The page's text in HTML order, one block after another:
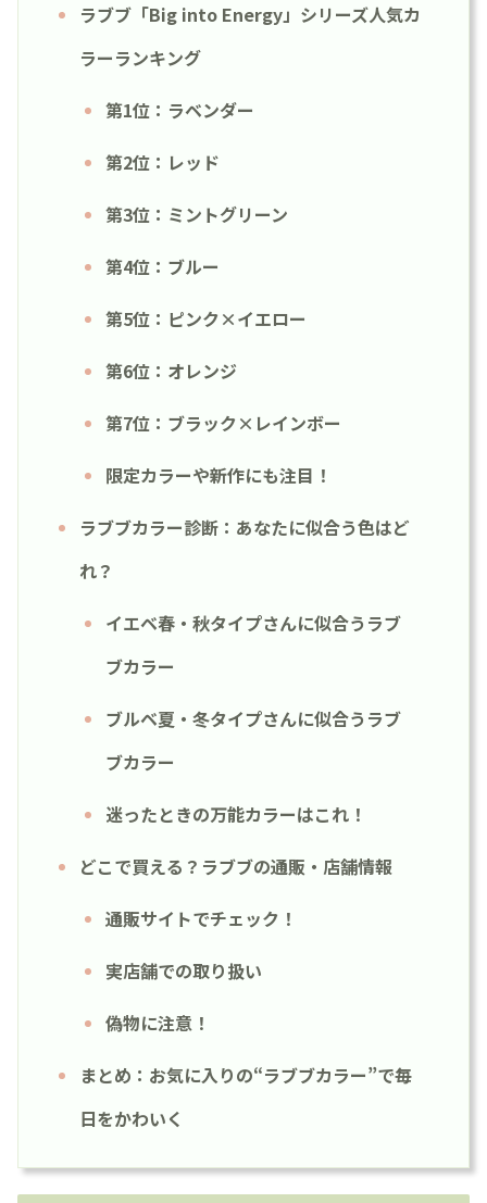
ラブブ「Big into Energy」シリーズ人気カ
ラーランキング
第1位：ラベンダー
第2位：レッド
第3位：ミントグリーン
第4位：ブルー
第5位：ピンク×イエロー
第6位：オレンジ
第7位：ブラック×レインボー
限定カラーや新作にも注目！
ラブブカラー診断：あなたに似合う色はど
れ？
イエベ春・秋タイプさんに似合うラブ
ブカラー
ブルベ夏・冬タイプさんに似合うラブ
ブカラー
迷ったときの万能カラーはこれ！
どこで買える？ラブブの通販・店舗情報
通販サイトでチェック！
実店舗での取り扱い
偽物に注意！
まとめ：お気に入りの“ラブブカラー”で毎
日をかわいく